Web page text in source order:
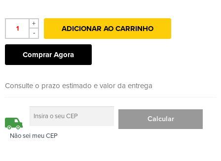
+
-
ADICIONAR AO CARRINHO
Comprar Agora
Consulte o prazo estimado e valor da entrega
Não sei meu CEP